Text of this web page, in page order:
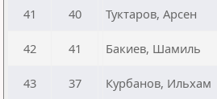
41 40 Туктаров, Арсен
42 41 Бакиев, Шамиль
43 37 Курбанов, Ильхам